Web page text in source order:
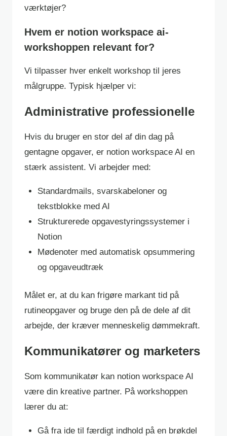
værktøjer?
Hvem er notion workspace ai-
workshoppen relevant for?
Vi tilpasser hver enkelt workshop til jeres
målgruppe. Typisk hjælper vi:
Administrative professionelle
Hvis du bruger en stor del af din dag på
gentagne opgaver, er notion workspace AI en
stærk assistent. Vi arbejder med:
Standardmails, svarskabeloner og
tekstblokke med AI
Strukturerede opgavestyringssystemer i
Notion
Mødenoter med automatisk opsummering
og opgaveudtræk
Målet er, at du kan frigøre markant tid på
rutineopgaver og bruge den på de dele af dit
arbejde, der kræver menneskelig dømmekraft.
Kommunikatører og marketers
Som kommunikatør kan notion workspace AI
være din kreative partner. På workshoppen
lærer du at:
Gå fra ide til færdigt indhold på en brøkdel